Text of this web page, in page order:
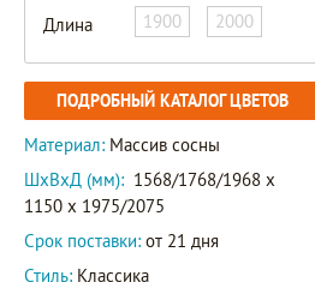
Длина 1900 2000
ПОДРОБНЫЙ КАТАЛОГ ЦВЕТОВ
Материал: Массив сосны
ШxВxД (мм): 1568/1768/1968 x
1150 x 1975/2075
Срок поставки: от 21 дня
Стиль: Классика